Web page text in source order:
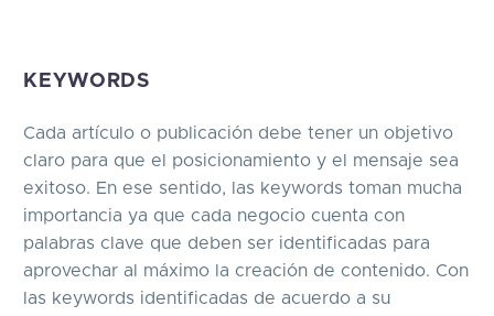
KEYWORDS
Cada artículo o publicación debe tener un objetivo
claro para que el posicionamiento y el mensaje sea
exitoso. En ese sentido, las keywords toman mucha
importancia ya que cada negocio cuenta con
palabras clave que deben ser identificadas para
aprovechar al máximo la creación de contenido. Con
las keywords identificadas de acuerdo a su